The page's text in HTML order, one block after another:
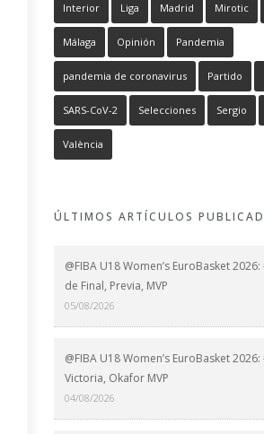
Interior Liga Madrid Mirotic
Málaga Opinión Pandemia
pandemia de coronavirus Partido
SARS-CoV-2 Selecciones Sergio
València
ÚLTIMOS ARTÍCULOS
@FIBA U18 Women’s EuroBasket
de Final, Previa, MVP
05/08/2026
@FIBA U18 Women’s EuroBasket
Victoria, Okafor MVP
04/08/2026